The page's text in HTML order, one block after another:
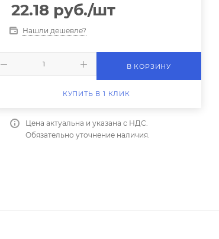
22.18руб./шт
Нашли дешевле?
В КОРЗИНУ
КУПИТЬ В 1 КЛИК
Цена актуальна и указана с НДС.
Обязательно уточнение наличия.